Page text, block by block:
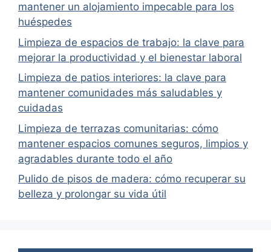
mantener un alojamiento impecable para los
huéspedes
Limpieza de espacios de trabajo: la clave para
mejorar la productividad y el bienestar laboral
Limpieza de patios interiores: la clave para
mantener comunidades más saludables y
cuidadas
Limpieza de terrazas comunitarias: cómo
mantener espacios comunes seguros, limpios y
agradables durante todo el año
Pulido de pisos de madera: cómo recuperar su
belleza y prolongar su vida útil